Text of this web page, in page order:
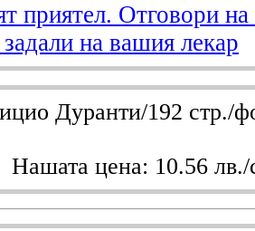
приятел. Отговори
на вашия лекар
Дуранти/192 стр./
Нашата цена: 10.56 лв./